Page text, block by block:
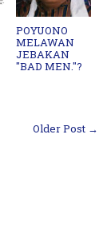
POYUONO
MELAWAN
JEBAKAN
"BAD MEN."?
Older Post →